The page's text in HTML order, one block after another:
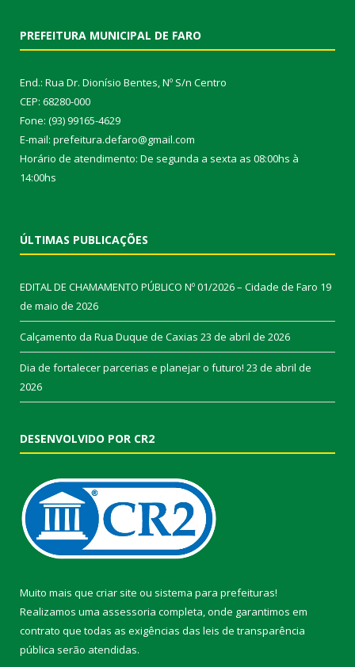
PREFEITURA MUNICIPAL DE FARO
End.: Rua Dr. Dionísio Bentes, Nº S/n Centro
CEP: 68280-000
Fone: (93) 99165-4629
E-mail: prefeitura.defaro@gmail.com
Horário de atendimento: De segunda a sexta as 08:00hs à
14:00hs
ÚLTIMAS PUBLICAÇÕES
EDITAL DE CHAMAMENTO PÚBLICO Nº 01/2026 – Cidade de Faro 19
de maio de 2026
Calçamento da Rua Duque de Caxias 23 de abril de 2026
Dia de fortalecer parcerias e planejar o futuro! 23 de abril de
2026
DESENVOLVIDO POR CR2
Muito mais que criar site ou sistema para prefeituras!
Realizamos uma assessoria completa, onde garantimos em
contrato que todas as exigências das leis de transparência
pública serão atendidas.